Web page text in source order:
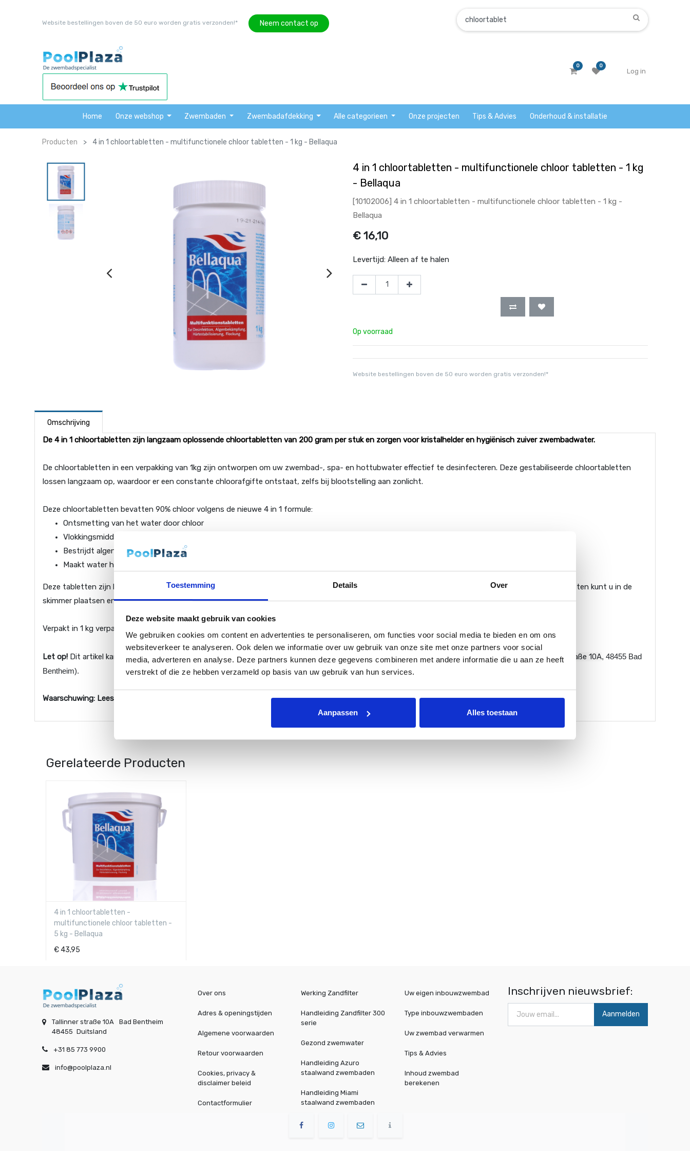
Toestemming Details Over
Deze website maakt gebruik van cookies
We gebruiken cookies om content en advertenties te personaliseren, om functies voor social media te bieden en om ons
websiteverkeer te analyseren. Ook delen we informatie over uw gebruik van onze site met onze partners voor social
media, adverteren en analyse. Deze partners kunnen deze gegevens combineren met andere informatie die u aan ze heeft
verstrekt of die ze hebben verzameld op basis van uw gebruik van hun services.
Aanpassen Alles toestaan
Website bestellingen boven de 50 euro worden gratis verzonden!* Neem contact op
0 0
Log in
Home Onze webshop Zwembaden Zwembadafdekking Alle categorieen Onze projecten Tips & Advies Onderhoud & installatie
Producten 4 in 1 chloortabletten - multifunctionele chloor tabletten - 1 kg - Bellaqua
4 in 1 chloortabletten - multifunctionele chloor tabletten - 1 kg
- Bellaqua
[10102006] 4 in 1 chloortabletten - multifunctionele chloor tabletten - 1 kg -
Bellaqua
€ 16,10
Levertijd: Alleen af te halen
Op voorraad
Website bestellingen boven de 50 euro worden gratis verzonden!*
Omschrijving
De 4 in 1 chloortabletten zijn langzaam oplossende chloortabletten van 200 gram per stuk en zorgen voor kristalhelder en hygiënisch zuiver zwembadwater.
De chloortabletten in een verpakking van 1kg zijn ontworpen om uw zwembad-, spa- en hottubwater effectief te desinfecteren. Deze gestabiliseerde chloortabletten
lossen langzaam op, waardoor er een constante chloorafgifte ontstaat, zelfs bij blootstelling aan zonlicht.
Deze chloortabletten bevatten 90% chloor volgens de nieuwe 4 in 1 formule:
Ontsmetting van het water door chloor
Vlokkingsmiddel
Bestrijdt algen
Maakt water helder
Deze tabletten zijn langzaam oplossend en zorgen voor een constante toevoeging van chloor aan uw water in het zwembad, spa of jacuzzi. De tabletten kunt u in de
skimmer plaatsen en voegen ca. 1 week chloor toe.
Verpakt in 1 kg verpakking (5 stuks).
Let op! Dit artikel kan niet besteld en/of verzonden worden i.v.m. Nederlandse wetgeving! Afhalen is mogelijk in ons magazijn in Gildehaus (Tallinner straße 10A, 48455 Bad
Bentheim).
Waarschuwing: Lees altijd eerst de veiligheidsaanwijzingen op de verpakking!
Gerelateerde Producten
4 in 1 chloortabletten -
multifunctionele chloor tabletten -
5 kg - Bellaqua
€ 43,95
Tallinner straße 10A
Bad Bentheim
48455 Duitsland
+31 85 773 9900
info@poolplaza.nl
Over ons
Adres & openingstijden
Algemene voorwaarden
Retour voorwaarden
Cookies, privacy &
disclaimer beleid
Contactformulier
Werking Zandfilter
Handleiding Zandfilter 300
serie
Gezond zwemwater
Handleiding Azuro
staalwand zwembaden
Handleiding Miami
staalwand zwembaden
Uw eigen inbouwzwembad
Type inbouwzwembaden
Uw zwembad verwarmen
Tips & Advies
Inhoud zwembad
berekenen
Inschrijven nieuwsbrief:
Aanmelden